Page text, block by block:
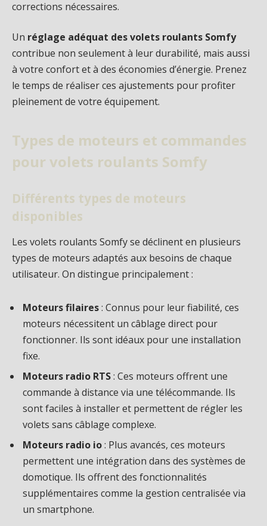
corrections nécessaires.
Un réglage adéquat des volets roulants Somfy
contribue non seulement à leur durabilité, mais aussi
à votre confort et à des économies d’énergie. Prenez
le temps de réaliser ces ajustements pour profiter
pleinement de votre équipement.
Types de moteurs et commandes
pour volets roulants Somfy
Différents types de moteurs
disponibles
Les volets roulants Somfy se déclinent en plusieurs
types de moteurs adaptés aux besoins de chaque
utilisateur. On distingue principalement :
Moteurs filaires: Connus pour leur fiabilité, ces
moteurs nécessitent un câblage direct pour
fonctionner. Ils sont idéaux pour une installation
fixe.
Moteurs radio RTS: Ces moteurs offrent une
commande à distance via une télécommande. Ils
sont faciles à installer et permettent de régler les
volets sans câblage complexe.
Moteurs radio io: Plus avancés, ces moteurs
permettent une intégration dans des systèmes de
domotique. Ils offrent des fonctionnalités
supplémentaires comme la gestion centralisée via
un smartphone.